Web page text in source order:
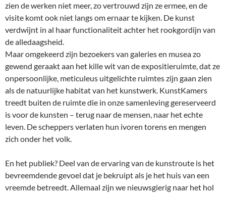
zien de werken niet meer, zo vertrouwd zijn ze ermee, en de
visite komt ook niet langs om ernaar te kijken. De kunst
verdwijnt in al haar functionaliteit achter het rookgordijn van
de alledaagsheid.
Maar omgekeerd zijn bezoekers van galeries en musea zo
gewend geraakt aan het kille wit van de expositieruimte, dat ze
onpersoonlijke, meticuleus uitgelichte ruimtes zijn gaan zien
als de natuurlijke habitat van het kunstwerk. KunstKamers
treedt buiten de ruimte die in onze samenleving gereserveerd
is voor de kunsten – terug naar de mensen, naar het echte
leven. De scheppers verlaten hun ivoren torens en mengen
zich onder het volk.
En het publiek? Deel van de ervaring van de kunstroute is het
bevreemdende gevoel dat je bekruipt als je het huis van een
vreemde betreedt. Allemaal zijn we nieuwsgierig naar het hol